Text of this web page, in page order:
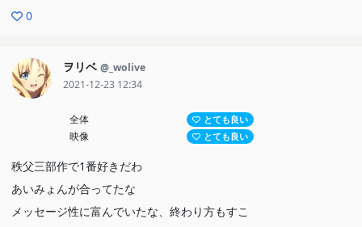
0
ヲリベ @_wolive
2021-12-23 12:34
全体 とても良い
映像 とても良い
秩父三部作で1番好きだわ
あいみょんが合ってたな
メッセージ性に富んでいたな、終わり方もすこ